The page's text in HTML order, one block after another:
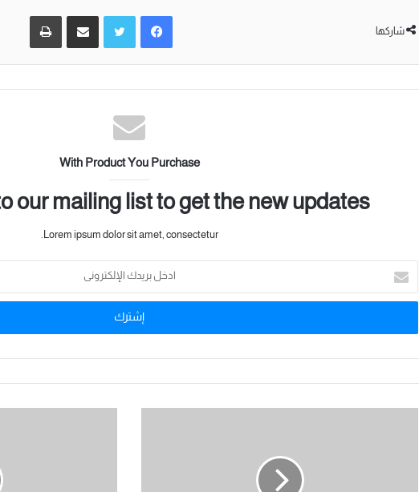
شاركها
فيسبوك
With Product You Purchase
our mailing list to get the new updates!
Lorem ipsum dolor sit amet, consectetur.
خ
ب
د